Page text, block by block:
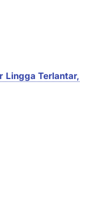
Lingga Terlantar,